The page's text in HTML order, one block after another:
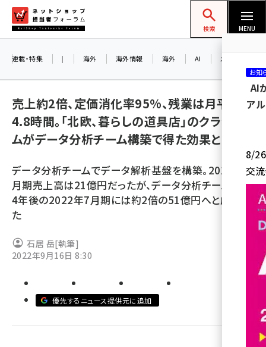
ン
ネットショップ担当者フォーラム
検索 MENU
amazon (2255)
楽天 (1874)
ecbeing (1210)
base (1081)
revico (744)
連載・特集 | 海外 海外情報 海外 AI メタバース
売上約2倍、定価消化率95%、残業は月平均
4.8時間。「北欧、暮らしの道具店」のクラシコ
ムがデータ分析チーム構築で得た効果とは
データ分析チームでデータ解析基盤を構築。2018年7
月期売上高は21億円だったが、データ分析チーム発足
4年後の2022年7月期には約2倍の51億円へと成長し
た
石居 岳[執筆]
2022年9月16日 8:30
優先するニュース提供元に追加
お知
AI
ア
8/26
交